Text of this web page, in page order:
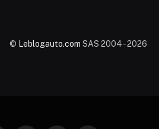
© Leblogauto.com SAS 2004 - 2026